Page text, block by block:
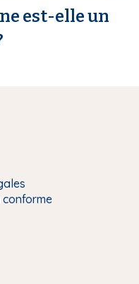
est-elle un
conforme